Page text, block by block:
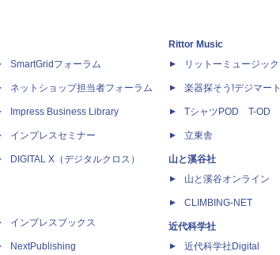
SmartGridフォーラム
ネットショップ担当者フォーラム
Impress Business Library
インプレスセミナー
DIGITAL X（デジタルクロス）
インプレスブックス
NextPublishing
Rittor Music
リットーミュージック
楽器探そう!デジマート
TシャツPOD T-OD
立東舎
山と溪谷社
山と溪谷オンライン
CLIMBING-NET
近代科学社
近代科学社Digital